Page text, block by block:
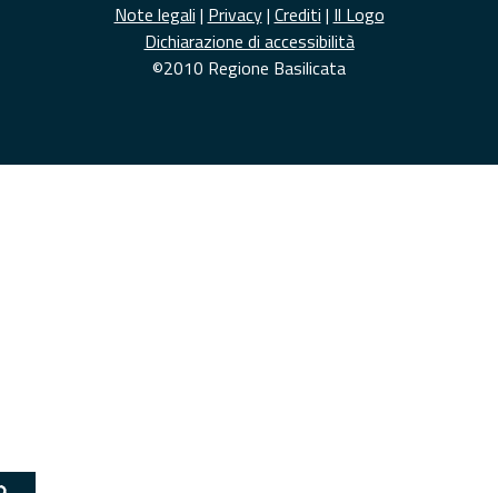
Note legali | Privacy| Crediti | Il Logo
Dichiarazione di accessibilità
©2010 Regione Basilicata